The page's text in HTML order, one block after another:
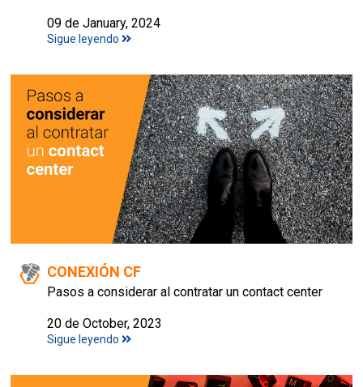
09 de January, 2024
Sigue leyendo
CONEXIÓN CF
Pasos a considerar al contratar un contact center
20 de October, 2023
Sigue leyendo